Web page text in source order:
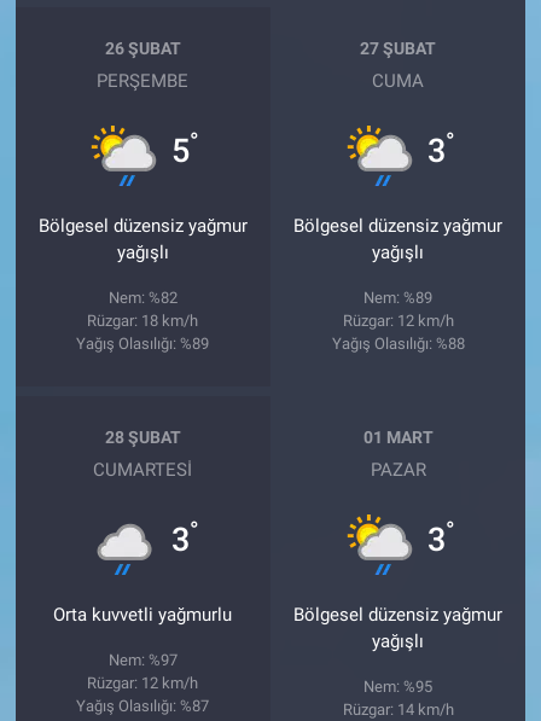
26 ŞUBAT
PERŞEMBE
5°
Bölgesel düzensiz yağmur
yağışlı
Nem: %82
Rüzgar: 18 km/h
Yağış Olasılığı: %89
27 ŞUBAT
CUMA
3°
Bölgesel düzensiz yağmur
yağışlı
Nem: %89
Rüzgar: 12 km/h
Yağış Olasılığı: %88
28 ŞUBAT
CUMARTESI
3°
Orta kuvvetli yağmurlu
Nem: %97
Rüzgar: 12 km/h
Yağış Olasılığı: %87
01 MART
PAZAR
3°
Bölgesel düzensiz yağmur
yağışlı
Nem: %95
Rüzgar: 14 km/h